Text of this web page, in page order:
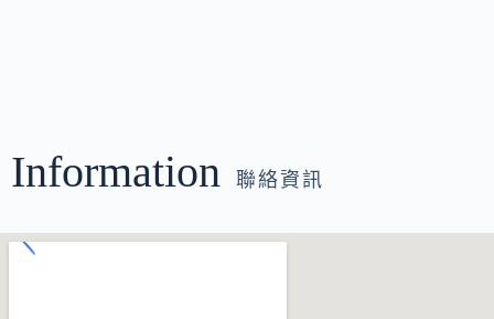
Information 聯絡資訊